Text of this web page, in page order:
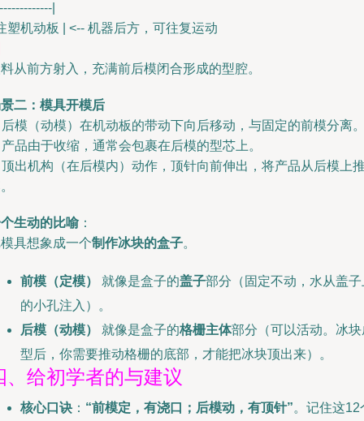
|
塑机动板 | <-- 机器后方，可往复运动
从前方射入，充满前后模闭合形成的型腔。
二：模具开模后
模（动模）在机动板的带动下向后移动，与固定的前模分离
品由于收缩，通常会包裹在后模的型芯上。
出机构（在后模内）动作，顶针向前伸出，将产品从后模上
生动的比喻 ：
具想象成一个制作冰块的盒子。
前模（定模） 就像是盒子的盖子部分（固定不动，水从盖子
的小孔注入）。
后模（动模）
就像是盒子的格栅主体部分（可以活动。冰块
型后，你需要推动格栅的底部，才能把冰块顶出来）。
、给初学者的与建议
核心口诀 ： “前模定，有浇口；后模动，有顶针”。记住这12